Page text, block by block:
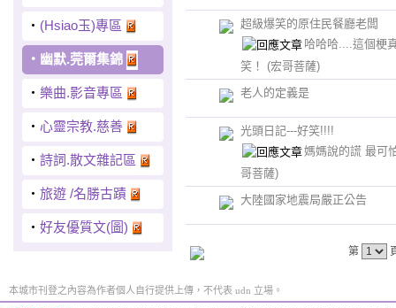
‧ (Hsiao玉)專區
‧ 幽默.莞爾集錦
‧ 樂曲.影音專區
‧ 心靈宗教.慈善
‧ 詩詞.散文雜記區
‧ 旅遊 /名勝古蹟
‧ 好友優質文(圖)
超級爆笑的原住民餐廳老闆
哈哈哈....這個梗
笑！ (宏哥菩薩)
老人的定義是
光頭日記---好笑!!!!
媽媽說的謊 最可
哥菩薩)
大陸國家地震局嚴正公告
第
本城市刊登之內容為作者個人自行提供上傳，不代表 udn 立場。